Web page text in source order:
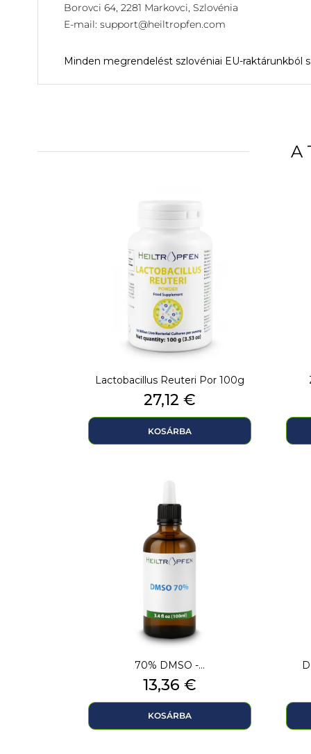
Borovci 64, 2281 Markovci, Szlovénia
E-mail: support@heiltropfen.com
Minden megrendelést szlovéniai EU-raktárunkból
A
Lactobacillus Reuteri Por 100g
Ár
27,12 €
KOSÁRBA
70% DMSO -...
Ár
13,36 €
KOSÁRBA